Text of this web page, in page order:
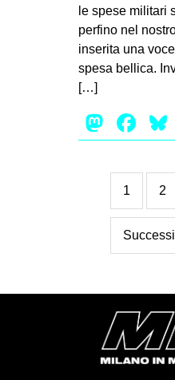
le spese militari
perfino nel
inserita una
spesa bellica.
[…]
1 2